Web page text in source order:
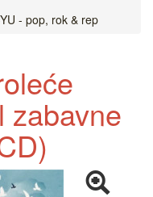
- pop, rok & rep
zabavne